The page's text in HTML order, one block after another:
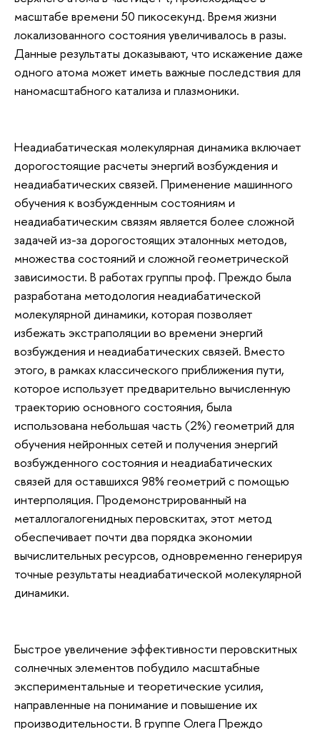
масштабе времени 50 пикосекунд. Время жизни
локализованного состояния увеличивалось в разы.
Данные результаты доказывают, что искажение даже
одного атома может иметь важные последствия для
наномасштабного катализа и плазмоники.
Неадиабатическая молекулярная динамика включает
дорогостоящие расчеты энергий возбуждения и
неадиабатических связей. Применение машинного
обучения к возбужденным состояниям и
неадиабатическим связям является более сложной
задачей из-за дорогостоящих эталонных методов,
множества состояний и сложной геометрической
зависимости. В работах группы проф. Преждо была
разработана методология неадиабатической
молекулярной динамики, которая позволяет
избежать экстраполяции во времени энергий
возбуждения и неадиабатических связей. Вместо
этого, в рамках классического приближения пути,
которое использует предварительно вычисленную
траекторию основного состояния, была
использована небольшая часть (2%) геометрий для
обучения нейронных сетей и получения энергий
возбужденного состояния и неадиабатических
связей для оставшихся 98% геометрий с помощью
интерполяция. Продемонстрированный на
металлогалогенидных перовскитах, этот метод
обеспечивает почти два порядка экономии
вычислительных ресурсов, одновременно генерируя
точные результаты неадиабатической молекулярной
динамики.
Быстрое увеличение эффективности перовскитных
солнечных элементов побудило масштабные
экспериментальные и теоретические усилия,
направленные на понимание и повышение их
производительности. В группе Олега Преждо